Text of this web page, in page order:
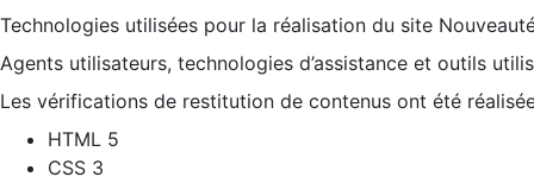
Technologies utilisées pour la réalisation du site
Agents utilisateurs, technologies d’assistance et outils
Les vérifications de restitution de contenus ont été
HTML 5
CSS 3